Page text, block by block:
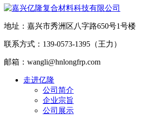
地址：嘉兴市秀洲区八字路650号1号楼
联系方式：139-0573-1395（王力）
邮箱：wangli@hnlongfrp.com
走进亿隆
公司简介
企业宗旨
公司展示